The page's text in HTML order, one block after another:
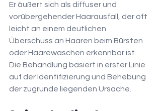
Er äußert sich als diffuser und
vorübergehender Haarausfall, der oft
leicht an einem deutlichen
Überschuss an Haaren beim Bürsten
oder Haarewaschen erkennbar ist.
Die Behandlung basiert in erster Linie
auf der Identifizierung und Behebung
der zugrunde liegenden Ursache.